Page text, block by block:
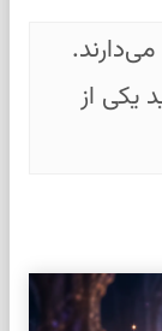
یکی از